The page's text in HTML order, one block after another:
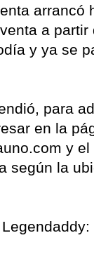
arrancó
a partir
y ya se
para
en la
y
según la